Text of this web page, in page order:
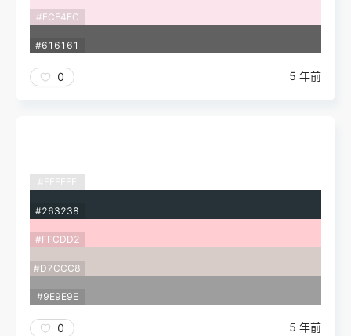
#FCE4EC
#616161
0 5 年前
#FFFFFF
#263238
#FFCDD2
#D7CCC8
#9E9E9E
0 5 年前